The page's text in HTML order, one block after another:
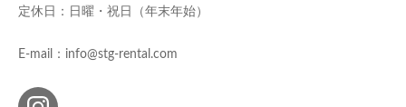
定休日：日曜・祝日（年末年始）
E-mail：info@stg-rental.com